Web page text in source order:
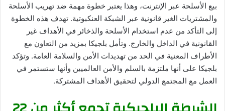
بيع الأسلحة عبر الإنترنت، وهذا يعتبر خطوة مهمة ضد تهريب الأسلحة
والمشتريات الغير قانونية عبر الشبكة العنكبوتية. تهدف هذه الخطوة
إلى التأكد من عدم استخدام الأسلحة والذخائر في الأهداف غير
القانونية في الداخل والخارج. وتأمل بلجيكا بمزيد من التعاون مع
الأطراف المعنية في الحد من تهديدات الأمن والسلامة العامة. وتؤكد
بلجيكا على أنها ملتزمة بالسلم والأمن العالميين وأنها ستستمر في
العمل مع المجتمع الدولي لتحقيق الأهداف المشتركة.